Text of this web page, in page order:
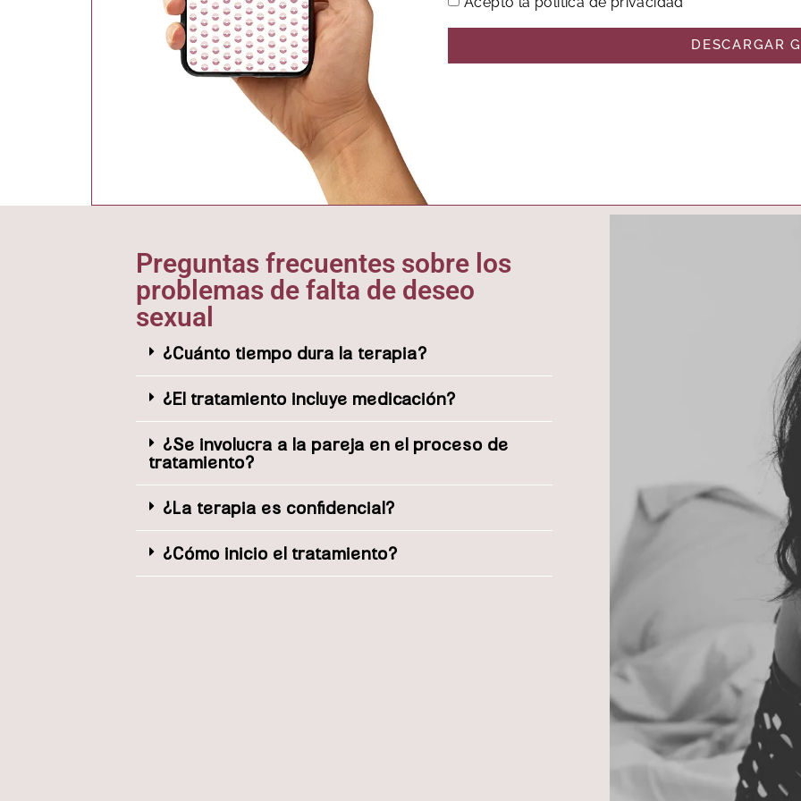
DESCARGAR
Preguntas frecuentes sobre los
problemas de falta de deseo
sexual
¿Cuánto tiempo dura la terapia?
¿El tratamiento incluye medicación?
¿Se involucra a la pareja en el proceso de
tratamiento?
¿La terapia es confidencial?
¿Cómo inicio el tratamiento?